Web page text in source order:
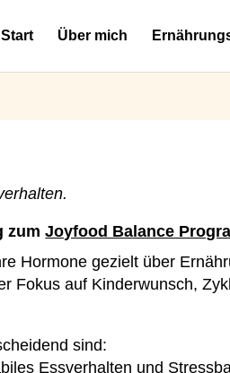
Start Über mich
zumJoyfood Balance
Hormone gezielt über
Fokus auf Kinderwunsch,
sind:
Essverhalten und